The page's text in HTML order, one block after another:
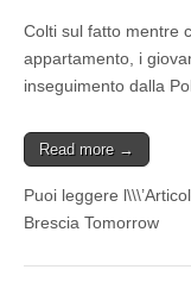
Colti sul fatto mentre
appartamento, i
inseguimento dalla
Read more →
Puoi leggere
Brescia Tomorrow